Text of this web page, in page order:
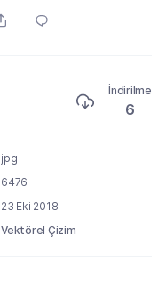
İndirilme
6
jpg
6476
23 Eki 2018
Vektörel Çizim